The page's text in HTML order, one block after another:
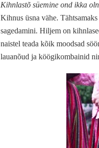
Kihnlastõ süemine ond ikka
Kihnus üsna vähe.
sagedamini. Hiljem on
naistel teada kõik moodsad
lauanõud ja köögikombainid